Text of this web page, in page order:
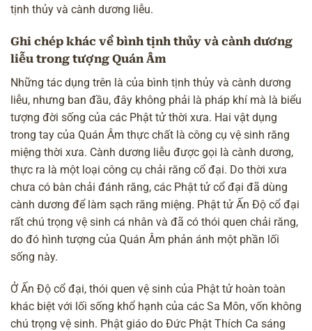
tịnh thủy và cành dương liễu.
Ghi chép khác về bình tịnh thủy và cành dương
liễu trong tượng Quán Âm
Những tác dụng trên là của bình tịnh thủy và cành dương
liễu, nhưng ban đầu, đây không phải là pháp khí mà là biểu
tượng đời sống của các Phật tử thời xưa. Hai vật dụng
trong tay của Quán Âm thực chất là công cụ vệ sinh răng
miệng thời xưa. Cành dương liễu được gọi là cành dương,
thực ra là một loại công cụ chải răng cổ đại. Do thời xưa
chưa có bàn chải đánh răng, các Phật tử cổ đại đã dùng
cành dương để làm sạch răng miệng. Phật tử Ấn Độ cổ đại
rất chú trọng vệ sinh cá nhân và đã có thói quen chải răng,
do đó hình tượng của Quán Âm phản ánh một phần lối
sống này.
Ở Ấn Độ cổ đại, thói quen vệ sinh của Phật tử hoàn toàn
khác biệt với lối sống khổ hạnh của các Sa Môn, vốn không
chú trọng vệ sinh. Phật giáo do Đức Phật Thích Ca sáng